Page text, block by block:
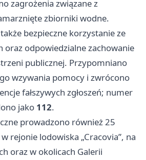
zagrożenia związane z
zbiorniki wodne.
bezpieczne korzystanie ze
oraz odpowiedzialne zachowanie
publicznej. Przypomniano
wzywania pomocy i zwrócono
fałszywych zgłoszeń; numer
jako 112.
prowadzono również 25
rejonie lodowiska „Cracovia”, na
oraz w okolicach Galerii